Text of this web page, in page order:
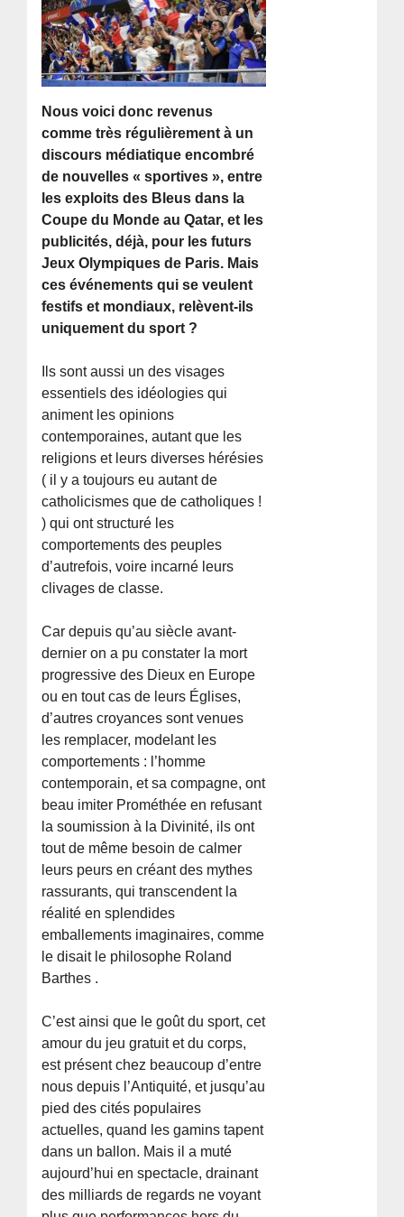
Nous voici donc revenus
comme très régulièrement à un
discours médiatique encombré
de nouvelles « sportives », entre
les exploits des Bleus dans la
Coupe du Monde au Qatar, et les
publicités, déjà, pour les futurs
Jeux Olympiques de Paris. Mais
ces événements qui se veulent
festifs et mondiaux, relèvent-ils
uniquement du sport ?
Ils sont aussi un des visages
essentiels des idéologies qui
animent les opinions
contemporaines, autant que les
religions et leurs diverses hérésies
( il y a toujours eu autant de
catholicismes que de catholiques !
) qui ont structuré les
comportements des peuples
d’autrefois, voire incarné leurs
clivages de classe.
Car depuis qu’au siècle avant-
dernier on a pu constater la mort
progressive des Dieux en Europe
ou en tout cas de leurs Églises,
d’autres croyances sont venues
les remplacer, modelant les
comportements : l’homme
contemporain, et sa compagne, ont
beau imiter Prométhée en refusant
la soumission à la Divinité, ils ont
tout de même besoin de calmer
leurs peurs en créant des mythes
rassurants, qui transcendent la
réalité en splendides
emballements imaginaires, comme
le disait le philosophe Roland
Barthes .
C’est ainsi que le goût du sport, cet
amour du jeu gratuit et du corps,
est présent chez beaucoup d’entre
nous depuis l’Antiquité, et jusqu’au
pied des cités populaires
actuelles, quand les gamins tapent
dans un ballon. Mais il a muté
aujourd’hui en spectacle, drainant
des milliards de regards ne voyant